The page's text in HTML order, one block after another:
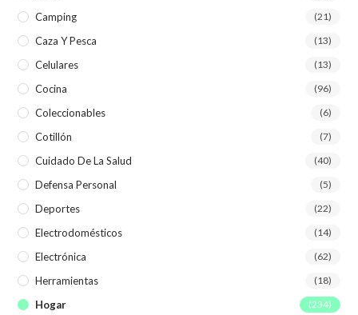
Camping (21)
Caza Y Pesca (13)
Celulares (13)
Cocina (96)
Coleccionables (6)
Cotillón (7)
Cuidado De La Salud (40)
Defensa Personal (5)
Deportes (22)
Electrodomésticos (14)
Electrónica (62)
Herramientas (18)
Hogar (234)